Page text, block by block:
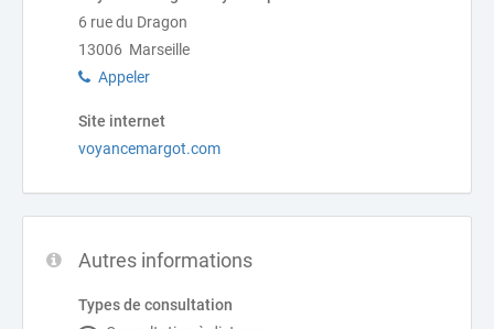
6 rue du Dragon
13006 Marseille
Appeler
Site internet
voyancemargot.com
Autres informations
Types de consultation